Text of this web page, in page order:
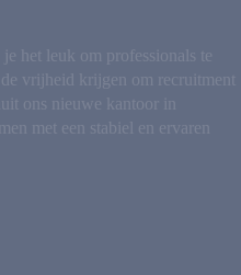
het leuk om professionals te
vrijheid krijgen om recruitment
ons nieuwe kantoor in
met een stabiel en ervaren